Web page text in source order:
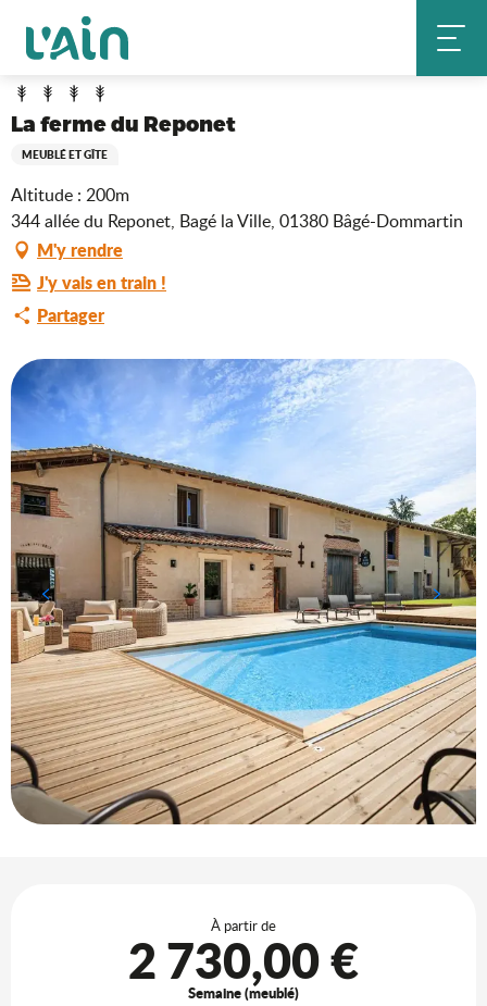
contenu
principal
Accueil La ferme du Reponet
La ferme du Reponet
MEUBLÉ ET GÎTE
Altitude : 200m
344 allée du Reponet, Bagé la Ville, 01380 Bâgé-Dommartin
M'y rendre
J'y vais en train !
Partager
À partir de
2 730,00 €
Semaine (meublé)